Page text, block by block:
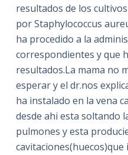
resultados de los
por Staphylococcus
ha procedido a la
correspondientes y que
resultados.La mama no
esperar y el dr.nos
ha instalado en la vena
desde ahi esta soltando
pulmones y esta
cavitaciones(huecos)que